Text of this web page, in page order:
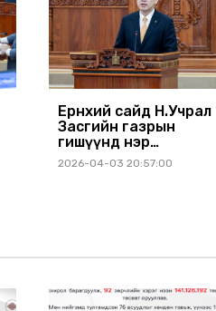
Ерөнхий сайд Н.Учрал
Засгийн газрын
гишүүнд нэр
дэвшигчдээ
танилцуулж, үг хэллээ
2026-04-03 20:57:00